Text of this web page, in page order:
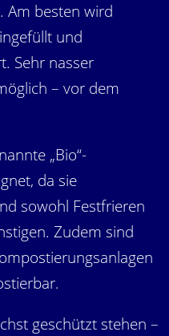
Am besten wird
und
Sehr nasser
– vor dem
„Bio“-
da sie
sowohl Festfrieren
Zudem sind
geschützt stehen –